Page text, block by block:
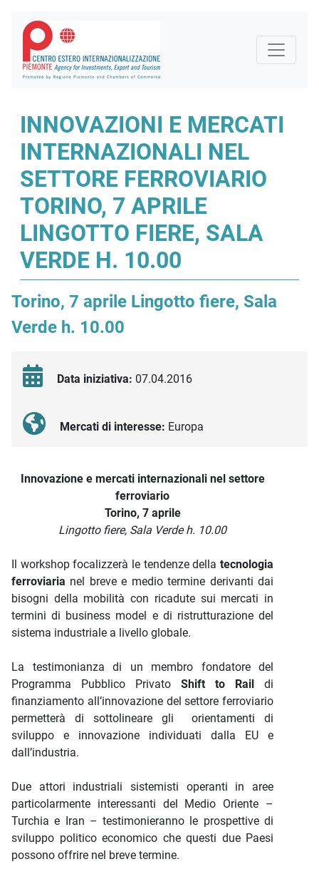
INNOVAZIONI E MERCATI
INTERNAZIONALI NEL
SETTORE FERROVIARIO
TORINO, 7 APRILE
LINGOTTO FIERE, SALA
VERDE H. 10.00
Torino, 7 aprile Lingotto fiere, Sala
Verde h. 10.00
Data iniziativa: 07.04.2016
Mercati di interesse: Europa
Descrizione iniziativa
Innovazione e mercati internazionali nel settore
ferroviario
Torino, 7 aprile
Lingotto fiere, Sala Verde h. 10.00
Il workshop focalizzerà le tendenze della tecnologia
ferroviaria nel breve e medio termine derivanti dai
bisogni della mobilità con ricadute sui mercati in
termini di business model e di ristrutturazione del
sistema industriale a livello globale.
La testimonianza di un membro fondatore del
Programma Pubblico Privato Shift to Rail di
finanziamento all’innovazione del settore ferroviario
permetterà di sottolineare gli orientamenti di
sviluppo e innovazione individuati dalla EU e
dall’industria.
Due attori industriali sistemisti operanti in aree
particolarmente interessanti del Medio Oriente –
Turchia e Iran – testimonieranno le prospettive di
sviluppo politico economico che questi due Paesi
possono offrire nel breve termine.